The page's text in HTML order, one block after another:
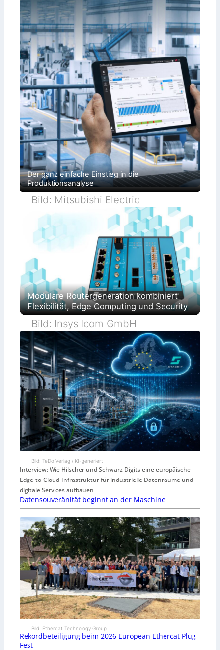
Der ganz einfache Einstieg in die
Produktionsanalyse
Bild: Mitsubishi Electric
Modulare Routergeneration kombiniert
Flexibilität, Edge Computing und Security
Bild: Insys Icom GmbH
Bild: TeDo Verlag / KI-generiert
Interview: Wie Hilscher und Schwarz Digits eine europäische
Edge-to-Cloud-Infrastruktur für industrielle Datenräume und
digitale Services aufbauen
Datensouveränität beginnt an der Maschine
Bild: Ethercat Technology Group
Rekordbeteiligung beim 2026 European Ethercat Plug
Fest